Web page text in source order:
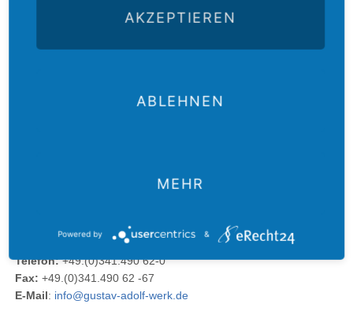
Facebook
Adolf-
Instagram
Werks
Adolf-
bei
Kontakt
Telefon:+49.(0)341.490 62-0
Fax: +49.(0)341.490 62 -67
E-Mail: info@gustav-adolf-werk.de
AKZEPTIEREN
ABLEHNEN
MEHR
Powered by &